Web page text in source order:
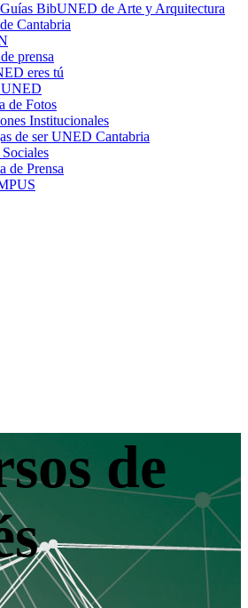
Guías BibUNED de Arte y Arquitectura
de Cantabria
prensa
eres tú
de Fotos
Institucionales
de ser UNED Cantabria
de Prensa
de